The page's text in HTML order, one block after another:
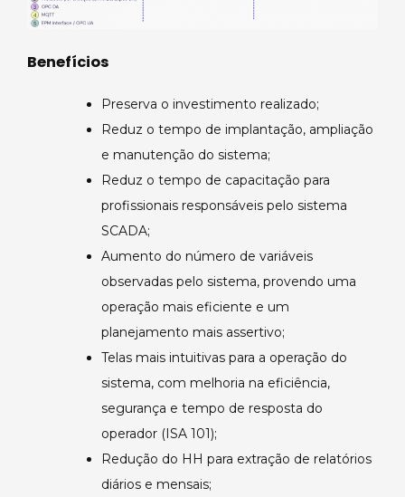
Benefícios
Preserva o investimento realizado;
Reduz o tempo de implantação, ampliação
e manutenção do sistema;
Reduz o tempo de capacitação para
profissionais responsáveis pelo sistema
SCADA;
Aumento do número de variáveis
observadas pelo sistema, provendo uma
operação mais eficiente e um
planejamento mais assertivo;
Telas mais intuitivas para a operação do
sistema, com melhoria na eficiência,
segurança e tempo de resposta do
operador (ISA 101);
Redução do HH para extração de relatórios
diários e mensais;